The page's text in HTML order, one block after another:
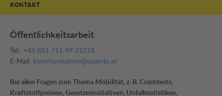
KONTAKT
Öffentlichkeitsarbeit
Tel.: +43 (0)1 711 99 21218
E-Mail: kommunikation@oeamtc.at
Bei allen Fragen zum Thema Mobilität, z. B. Crashtests,
Kraftstoffpreisen, Gesetzesinitiativen, Unfallstatistiken,